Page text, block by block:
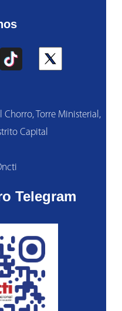
Chorro, Torre Ministerial,
Capital
Telegram